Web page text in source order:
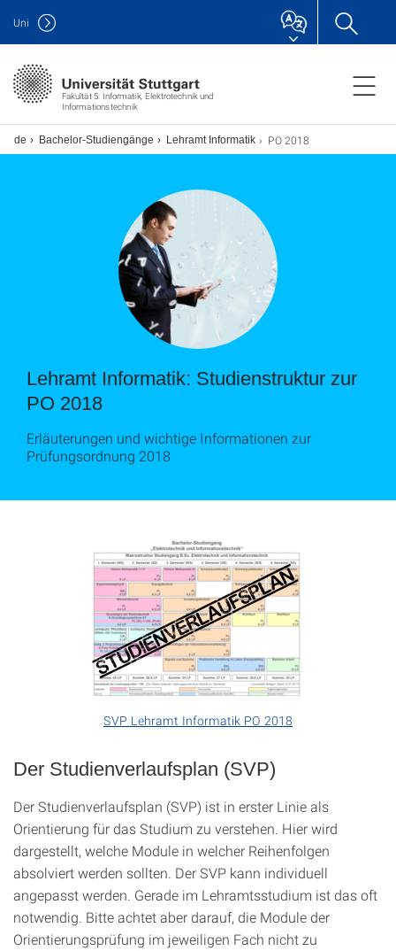
Fakultät 5: Informatik, Elektrotechnik und
Informationstechnik
Uni
Bachelor-Studiengänge Lehramt Informatik PO 2018
Lehramt Informatik: Studienstruktur zur
PO 2018
Erläuterungen und wichtige Informationen zur
Prüfungsordnung 2018
SVP Lehramt Informatik PO 2018
Der Studienverlaufsplan (SVP)
Der Studienverlaufsplan (SVP) ist in erster Linie als
Orientierung für das Studium zu verstehen. Hier wird
dargestellt, welche Module in welcher Reihenfolgen
absolviert werden sollten. Der SVP kann individuell
angepasst werden. Gerade im Lehramtsstudium ist das oft
notwendig. Bitte achtet aber darauf, die Module der
Orientierungsprüfung im jeweiligen Fach nicht zu